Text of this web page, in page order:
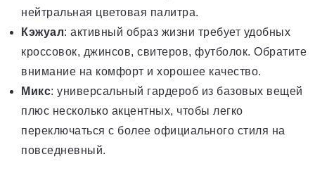
нейтральная цветовая палитра.
Кэжуал: активный образ жизни требует удобных
кроссовок, джинсов, свитеров, футболок. Обратите
внимание на комфорт и хорошее качество.
Микс: универсальный гардероб из базовых вещей
плюс несколько акцентных, чтобы легко
переключаться с более официального стиля на
повседневный.